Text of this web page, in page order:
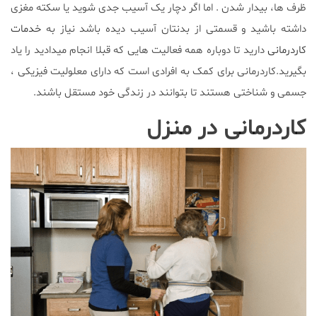
ظرف ها، بیدار شدن . اما اگر دچار یک آسیب جدی شوید یا سکته مغزی
داشته باشید و قسمتی از بدنتان آسیب دیده باشد نیاز به خدمات
کاردرمانیدارید تا دوباره همه فعالیت هایی که قبلا انجام میدادید را یاد
بگیرید.کاردرمانی برای کمک به افرادی است که دارای معلولیت فیزیکی ،
جسمی و شناختی هستند تا بتوانند در زندگی خود مستقل باشند.
کاردرمانی در منزل